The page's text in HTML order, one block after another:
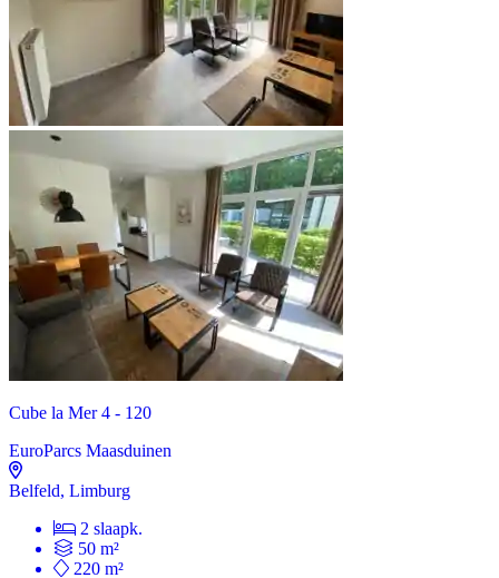
Cube la Mer 4 - 120
EuroParcs Maasduinen
Belfeld, Limburg
2 slaapk.
50 m²
220 m²